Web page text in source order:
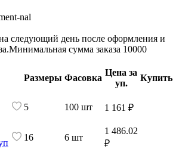
следующий день после оформления и
Минимальная сумма заказа 10000
Размеры Фасовка
Цена за
уп.
Купить
5 100 шт 1 161 ₽
16 6 шт
1 486.02
₽